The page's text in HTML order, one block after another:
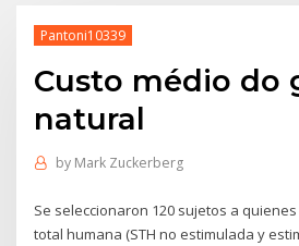
Pantoni10339
Custo médio do
natural
by Mark Zuckerberg
Se seleccionaron 120 sujetos a
total humana (STH no estimulada y